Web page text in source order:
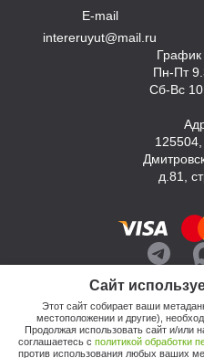
Сайт
Этот сайт собирает ваши
местоположении и другие),
Продолжая использовать сайт и/или
соглашаетесь с политикой обработки
против использования любых ваших
E-mail
intereruyut@mail.ru
График
Пн-Пт
Сб-Вс
125504,
д.81,